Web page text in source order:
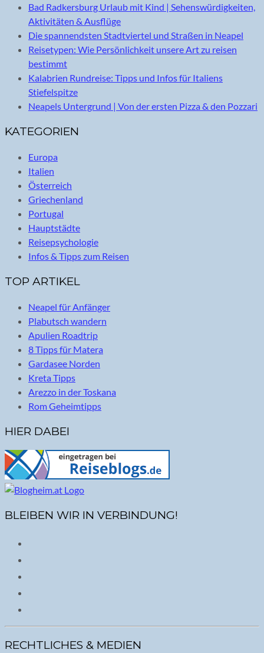
Bad Radkersburg Urlaub mit Kind | Sehenswürdigkeiten,
Aktivitäten & Ausflüge
Die spannendsten Stadtviertel und Straßen in Neapel
Reisetypen: Wie Persönlichkeit unsere Art zu reisen
bestimmt
Kalabrien Rundreise: Tipps und Infos für Italiens
Stiefelspitze
Neapels Untergrund | Von der ersten Pizza & den Pozzari
KATEGORIEN
Europa
Italien
Österreich
Griechenland
Portugal
Hauptstädte
Reisepsychologie
Infos & Tipps zum Reisen
TOP ARTIKEL
Neapel für Anfänger
Plabutsch wandern
Apulien Roadtrip
8 Tipps für Matera
Gardasee Norden
Kreta Tipps
Arezzo in der Toskana
Rom Geheimtipps
HIER DABEI
BLEIBEN WIR IN VERBINDUNG!
RECHTLICHES & MEDIEN